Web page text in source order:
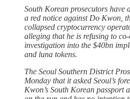
South Korean prosecutors have
a red notice against Do Kwon,
collapsed cryptocurrency
alleging that he is refusing to
investigation into the $40bn
and luna tokens.
The Seoul Southern District
Monday that it asked Seoul’s
Kwon’s South Korean passport